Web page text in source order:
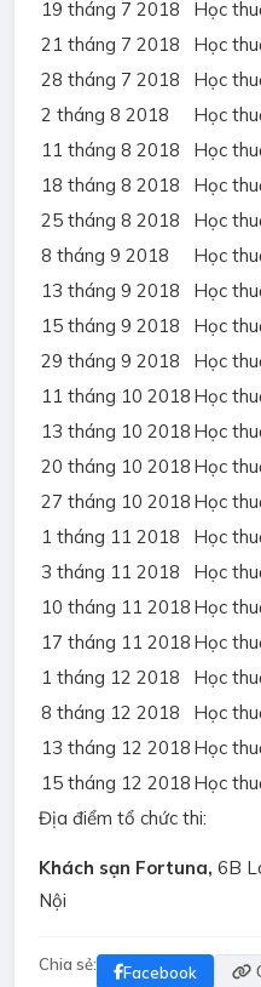
19 tháng 7 2018
Học
21 tháng 7 2018
Học
28 tháng 7 2018
Học
2 tháng 8 2018
Học
11 tháng 8 2018
Học
18 tháng 8 2018
Học
25 tháng 8 2018
Học
8 tháng 9 2018
Học
13 tháng 9 2018
Học
15 tháng 9 2018
Học
29 tháng 9 2018
Học
11 tháng 10 2018 Học
13 tháng 10 2018 Học
20 tháng 10 2018 Học
27 tháng 10 2018 Học
1 tháng 11 2018
Học
3 tháng 11 2018
Học
10 tháng 11 2018 Học
17 tháng 11 2018 Học
1 tháng 12 2018
Học
8 tháng 12 2018
Học
13 tháng 12 2018 Học
15 tháng 12 2018 Học
Địa điểm tổ chức thi:
Khách sạn Fortuna, 6B
Nội
Chia sẻ: Facebook